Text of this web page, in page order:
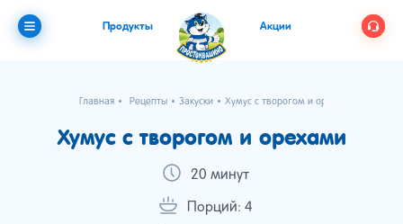
Продукты Акции
Главная Рецепты Закуски Хумус с творогом и орехами
Хумус с творогом и орехами
20 минут
Порций: 4